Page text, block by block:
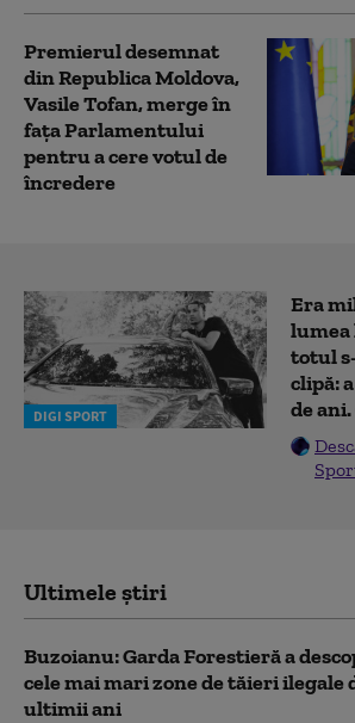
Premierul desemnat
din Republica Moldova,
Vasile Tofan, merge în
fața Parlamentului
pentru a cere votul de
încredere
DIGI SPORT
Era
lumea
totul
clipă:
de
Ultimele știri
Buzoianu: Garda Forestieră a
cele mai mari zone de tăieri ilegale
ultimii ani